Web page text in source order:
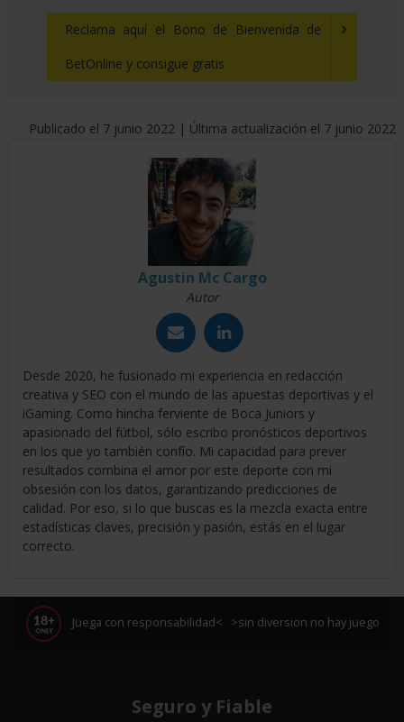
Reclama aquí el Bono de Bienvenida de
BetOnline y consigue gratis
Publicado el 7 junio 2022 | Última actualización el 7 junio 2022
Agustin Mc Cargo
Autor
Desde 2020, he fusionado mi experiencia en redacción
creativa y SEO con el mundo de las apuestas deportivas y el
iGaming. Como hincha ferviente de Boca Juniors y
apasionado del fútbol, sólo escribo pronósticos deportivos
en los que yo también confío. Mi capacidad para prever
resultados combina el amor por este deporte con mi
obsesión con los datos, garantizando predicciones de
calidad. Por eso, si lo que buscas es la mezcla exacta entre
estadísticas claves, precisión y pasión, estás en el lugar
correcto.
Juega con responsabilidad< >sin diversion no hay juego
Seguro y Fiable